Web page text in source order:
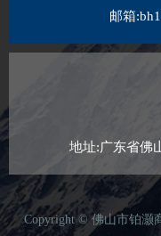
邮箱
地址:广东省佛
Copyright ©佛山市铂灏